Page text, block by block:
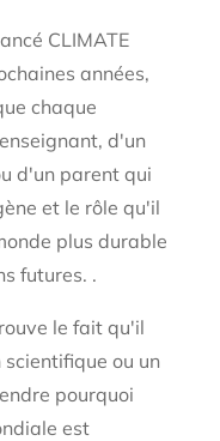
CLIMATE
années,
chaque
d'un
d'un parent qui
et le rôle qu'il
plus durable
futures. .
le fait qu'il
ou un
pourquoi
est